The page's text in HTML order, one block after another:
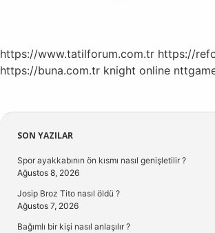
https://www.tatilforum.com.tr https://
https://buna.com.tr knight online
Sidebar
SON YAZILAR
Spor ayakkabının ön kısmı nasıl genişletilir ?
Ağustos 8, 2026
Josip Broz Tito nasıl öldü ?
Ağustos 7, 2026
Bağımlı bir kişi nasıl anlaşılır ?